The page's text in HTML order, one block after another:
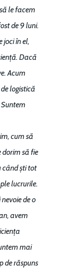
le facem
de 9 luni.
joci în el,
Dacă
Acum
logistică
cum să
dorim să fie
când ști tot
lucrurile.
de o
avem
mai
de răspuns